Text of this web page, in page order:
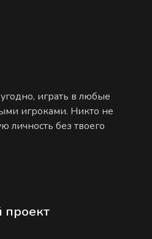
играть в любые
игроками. Никто не
личность без твоего